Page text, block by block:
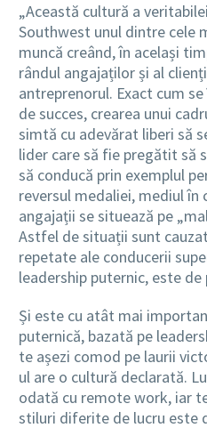
„Această cultură a
Southwest unul dintre cele
muncă creând, în același
rândul angajaților și al
antreprenorul. Exact cum
de succes, crearea unui
simtă cu adevărat liberi să
lider care să fie pregătit să
să conducă prin exemplul
reversul medaliei, mediul în
angajații se situează pe
Astfel de situații sunt
repetate ale conducerii
leadership puternic, este de
Și este cu atât mai
puternică, bazată pe
te așezi comod pe laurii
ul are o cultură declarată.
odată cu remote work, iar
stiluri diferite de lucru este